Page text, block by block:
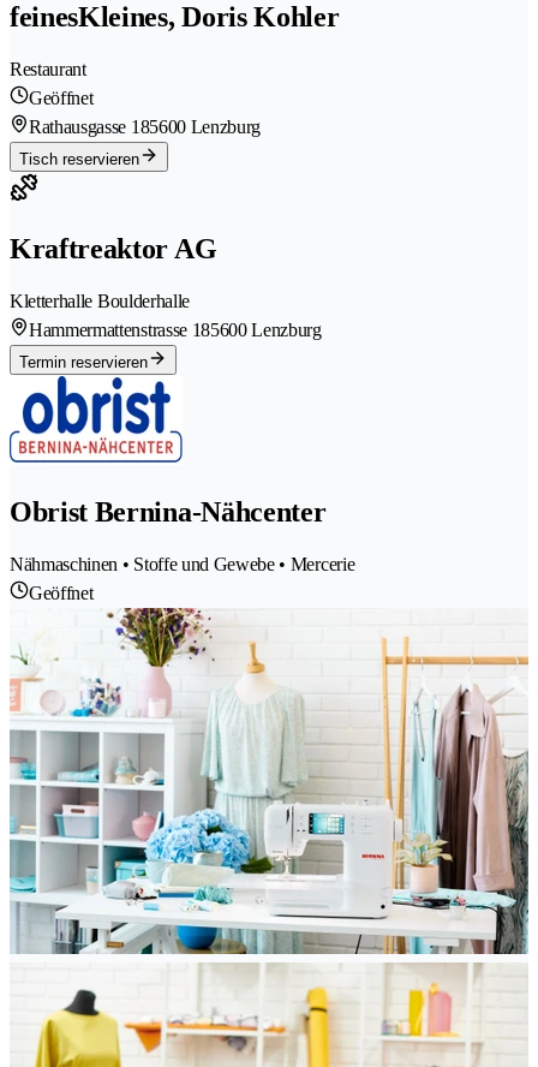
feinesKleines, Doris Kohler
Restaurant
Geöffnet
Rathausgasse 185600 Lenzburg
Tisch reservieren
Kraftreaktor AG
Kletterhalle Boulderhalle
Hammermattenstrasse 185600 Lenzburg
Termin reservieren
Obrist Bernina-Nähcenter
Nähmaschinen • Stoffe und Gewebe • Mercerie
Geöffnet